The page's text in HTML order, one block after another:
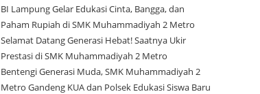
BI Lampung Gelar Edukasi Cinta, Bangga, dan
Paham Rupiah di SMK Muhammadiyah 2 Metro
Selamat Datang Generasi Hebat! Saatnya Ukir
Prestasi di SMK Muhammadiyah 2 Metro
Bentengi Generasi Muda, SMK Muhammadiyah 2
Metro Gandeng KUA dan Polsek Edukasi Siswa Baru